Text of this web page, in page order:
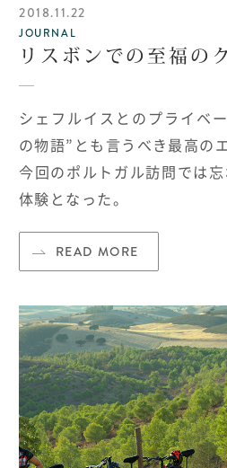
2018.11.22
JOURNAL
リスボンでの至福の
シェフルイスとのプライベ
の物語”とも言うべき最高の
今回のポルトガル訪問では
体験となった。
READ MORE